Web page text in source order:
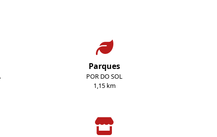
Parques
POR DO SOL
1,15 km